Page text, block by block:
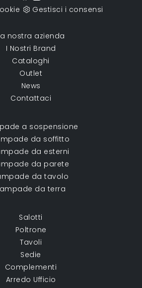
Gestisci i consensi
nostra azienda
I Nostri Brand
Cataloghi
Outlet
News
Contattaci
a sospensione
da soffitto
da esterni
da parete
da tavolo
da terra
Salotti
Poltrone
Tavoli
Sedie
Complementi
Arredo Ufficio